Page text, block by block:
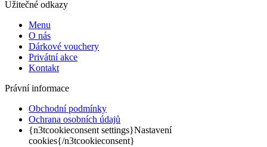
Užitečné odkazy
Menu
O nás
Dárkové vouchery
Privátní akce
Kontakt
Právní informace
Obchodní podmínky
Ochrana osobních údajů
{n3tcookieconsent settings}Nastavení
cookies{/n3tcookieconsent}